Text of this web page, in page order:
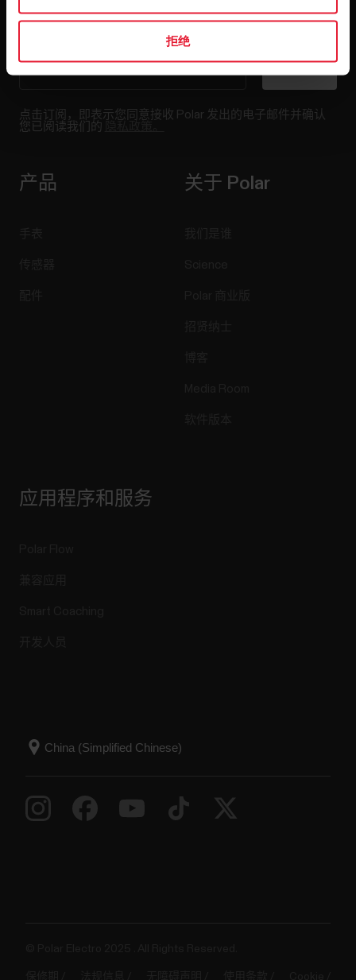
拒绝
点击订阅，即表示您同意接收 Polar 发出的电子邮件并确认
您已阅读我们的
产品 关于 Polar
应用程序和服务